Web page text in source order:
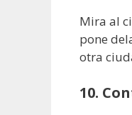
Mira al
pone
otra
10.